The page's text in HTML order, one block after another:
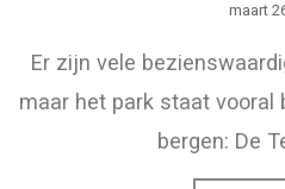
maart
Er zijn vele
maar het park staat vooral
bergen: De